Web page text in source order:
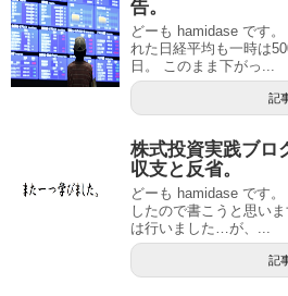
告。
どーも hamidase です
れた日経平均も一時は
日。 このまま下がっ...
記
株式投資実践ブロ
収支と反省。
どーも hamidase です
したので書こうと思い
は行いました…が、...
記